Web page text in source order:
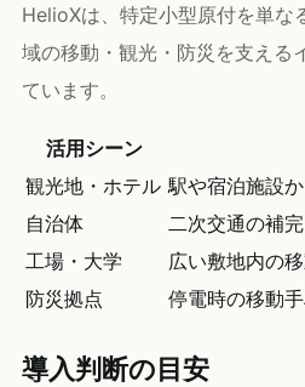
HelioXは、特定小型原付を単な
域の移動・観光・防災を支える
ています。
活用シーン
観光地・ホテル 駅や宿泊施設
自治体
二次交通の補
工場・大学
広い敷地内の
防災拠点
停電時の移動
導入判断の目安